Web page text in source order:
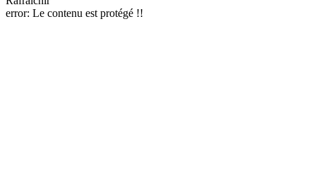
error: Le contenu est protégé !!